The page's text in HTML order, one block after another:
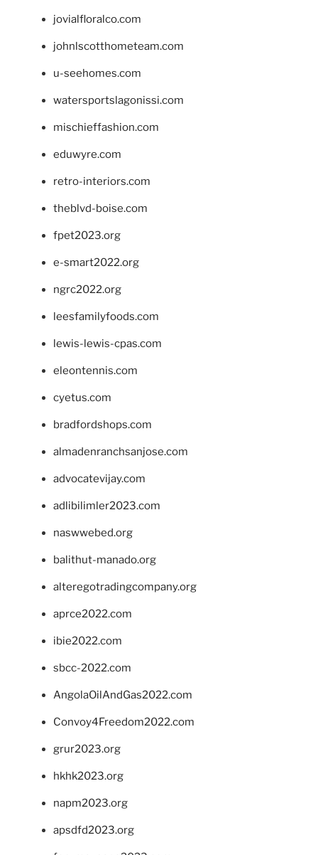
jovialfloralco.com
johnlscotthometeam.com
u-seehomes.com
watersportslagonissi.com
mischieffashion.com
eduwyre.com
retro-interiors.com
theblvd-boise.com
fpet2023.org
e-smart2022.org
ngrc2022.org
leesfamilyfoods.com
lewis-lewis-cpas.com
eleontennis.com
cyetus.com
bradfordshops.com
almadenranchsanjose.com
advocatevijay.com
adlibilimler2023.com
naswwebed.org
balithut-manado.org
alteregotradingcompany.org
aprce2022.com
ibie2022.com
sbcc-2022.com
AngolaOilAndGas2022.com
Convoy4Freedom2022.com
grur2023.org
hkhk2023.org
napm2023.org
apsdfd2023.org